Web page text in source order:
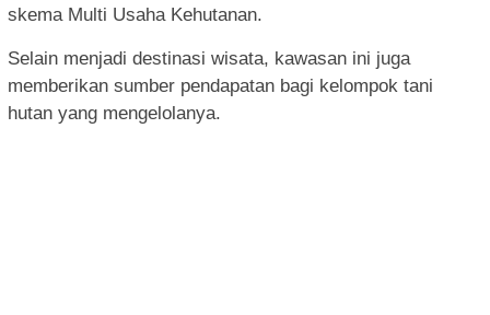
skema Multi Usaha Kehutanan.
Selain menjadi destinasi wisata, kawasan ini juga
memberikan sumber pendapatan bagi kelompok tani
hutan yang mengelolanya.